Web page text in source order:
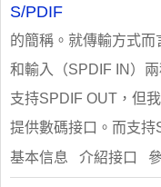
S/PDIF
的簡稱。就傳輸方式而
和輸入（SPDIF IN）
支持SPDIF OUT，但
提供數碼接口。而支持
基本信息 介紹接口